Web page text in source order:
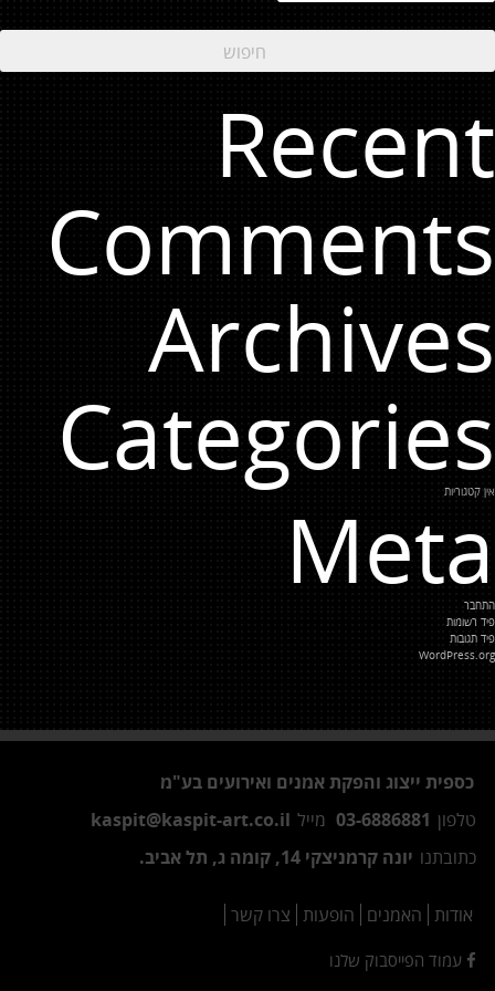
Recent
Comments
Archives
Categories
אין קטגוריות
Meta
התחבר
פיד רשומות
פיד תגובות
WordPress.org
כספית ייצוג והפקת אמנים ואירועים בע"מ
טלפון 03-6886881 מייל kaspit@kaspit-art.co.il
כתובתנו יונה קרמניצקי 14, קומה ג, תל אביב.
אודות האמנים הופעות צרו קשר
עמוד הפייסבוק שלנו